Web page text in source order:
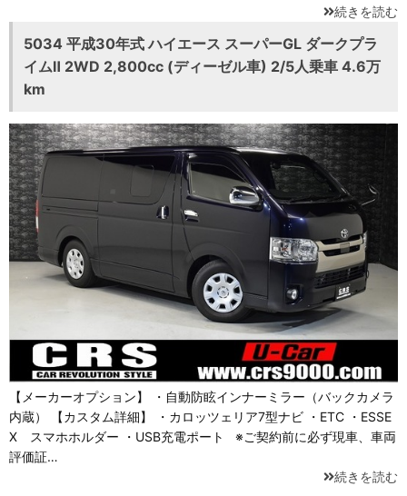
続きを読む
5034 平成30年式 ハイエース スーパーGL ダークプラ
イムⅡ 2WD 2,800cc (ディーゼル車) 2/5人乗車 4.6万
km
【メーカーオプション】 ・自動防眩インナーミラー（バックカメラ
内蔵） 【カスタム詳細】 ・カロッツェリア7型ナビ ・ETC ・ESSE
X スマホホルダー ・USB充電ポート ※ご契約前に必ず現車、車両
評価証…
続きを読む